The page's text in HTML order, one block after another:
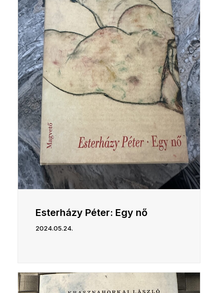
Esterházy Péter: Egy nő
2024.05.24.